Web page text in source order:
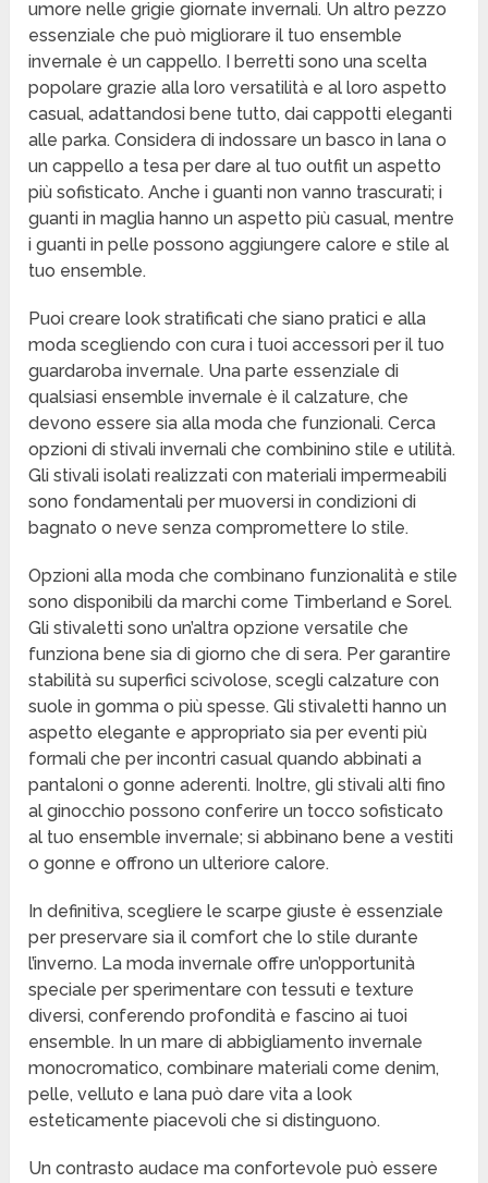
umore nelle grigie giornate invernali. Un altro pezzo
essenziale che può migliorare il tuo ensemble
invernale è un cappello. I berretti sono una scelta
popolare grazie alla loro versatilità e al loro aspetto
casual, adattandosi bene tutto, dai cappotti eleganti
alle parka. Considera di indossare un basco in lana o
un cappello a tesa per dare al tuo outfit un aspetto
più sofisticato. Anche i guanti non vanno trascurati; i
guanti in maglia hanno un aspetto più casual, mentre
i guanti in pelle possono aggiungere calore e stile al
tuo ensemble.
Puoi creare look stratificati che siano pratici e alla
moda scegliendo con cura i tuoi accessori per il tuo
guardaroba invernale. Una parte essenziale di
qualsiasi ensemble invernale è il calzature, che
devono essere sia alla moda che funzionali. Cerca
opzioni di stivali invernali che combinino stile e utilità.
Gli stivali isolati realizzati con materiali impermeabili
sono fondamentali per muoversi in condizioni di
bagnato o neve senza compromettere lo stile.
Opzioni alla moda che combinano funzionalità e stile
sono disponibili da marchi come Timberland e Sorel.
Gli stivaletti sono un’altra opzione versatile che
funziona bene sia di giorno che di sera. Per garantire
stabilità su superfici scivolose, scegli calzature con
suole in gomma o più spesse. Gli stivaletti hanno un
aspetto elegante e appropriato sia per eventi più
formali che per incontri casual quando abbinati a
pantaloni o gonne aderenti. Inoltre, gli stivali alti fino
al ginocchio possono conferire un tocco sofisticato
al tuo ensemble invernale; si abbinano bene a vestiti
o gonne e offrono un ulteriore calore.
In definitiva, scegliere le scarpe giuste è essenziale
per preservare sia il comfort che lo stile durante
l’inverno. La moda invernale offre un’opportunità
speciale per sperimentare con tessuti e texture
diversi, conferendo profondità e fascino ai tuoi
ensemble. In un mare di abbigliamento invernale
monocromatico, combinare materiali come denim,
pelle, velluto e lana può dare vita a look
esteticamente piacevoli che si distinguono.
Un contrasto audace ma confortevole può essere